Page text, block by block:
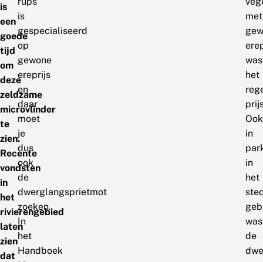
is
een
goede
tijd
om
deze
zeldzame
microvlinder
te
zien.
Recente
vondsten
in
het
rivierengebied
laten
zien
dat
is
gespecialiseerd
op
gewone
ereprijs
en
daar
moet
je
dus
ook
de
dwerglangsprietmot
zoeken.
In
het
Handboek
met
was
het
Ook
in
in
het
was
de